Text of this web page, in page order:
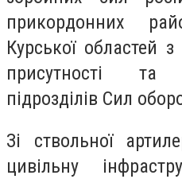
прикордонних
Курської областей
присутності
підрозділів Сил
Зі ствольної
цивільну